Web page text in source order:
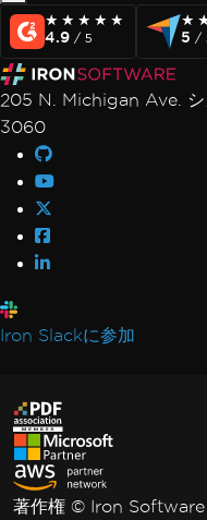
★★★★★
★★★★★
4.9 / 5 5 /
205 N. Michigan Ave.
3060
Iron Slackに参加
著作権 © Iron